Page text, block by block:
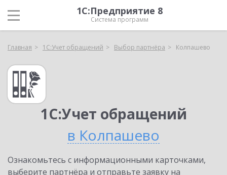
1С:Предприятие 8
Система программ
Главная 1С:Учет обращений Выбор партнёра Колпашево
1С:Учет обращений
в Колпашево
Ознакомьтесь с информационными карточками,
выберите партнёра и отправьте заявку на